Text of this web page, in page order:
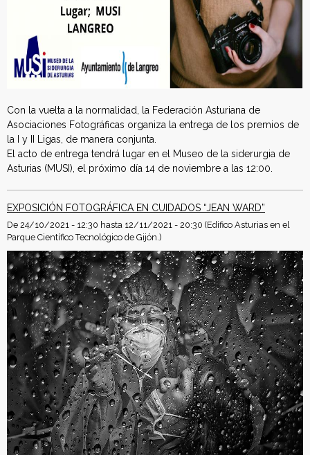
Con la vuelta a la normalidad, la Federación Asturiana de
Asociaciones Fotográficas organiza la entrega de los premios de
la I y II Ligas, de manera conjunta.
El acto de entrega tendrá lugar en el Museo de la siderurgia de
Asturias (MUSI), el próximo día 14 de noviembre a las 12:00.
EXPOSICIÓN FOTOGRÁFICA EN CUIDADOS “JEAN WARD”
De 24/10/2021 - 12:30 hasta 12/11/2021 - 20:30 (Edifico Asturias en el
Parque Científico Tecnológico de Gijón.)